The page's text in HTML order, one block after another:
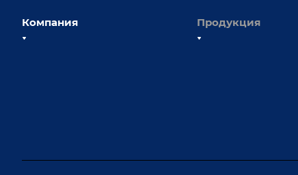
Компания
Вопрос ответ
Продукция